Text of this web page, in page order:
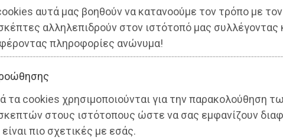
αυτά μας βοηθούν να κατανοούμε τον τρόπο με τον
αλληλεπιδρούν στον ιστότοπό μας συλλέγοντας
πληροφορίες ανώνυμα!
τα cookies χρησιμοποιούνται για την παρακολούθηση
στους ιστότοπους ώστε να σας εμφανίζουν
πιο σχετικές με εσάς.